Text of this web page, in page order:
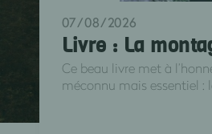
07/08/2026
Livre : La
Ce beau livre met à
méconnu mais essentiel :